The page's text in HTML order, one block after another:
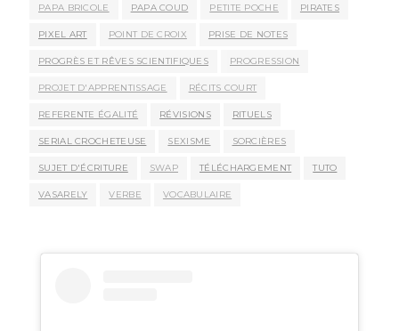
PAPA BRICOLE PAPA COUD PETITE POCHE PIRATES
PIXEL ART POINT DE CROIX PRISE DE NOTES
PROGRÈS ET RÊVES SCIENTIFIQUES PROGRESSION
PROJET D'APPRENTISSAGE RÉCITS COURT
REFERENTE ÉGALITÉ RÉVISIONS RITUELS
SERIAL CROCHETEUSE SEXISME SORCIÈRES
SUJET D'ÉCRITURE SWAP TÉLÉCHARGEMENT TUTO
VASARELY VERBE VOCABULAIRE